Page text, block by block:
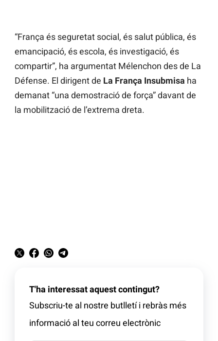
“França és seguretat social, és salut pública, és
emancipació, és escola, és investigació, és
compartir”, ha argumentat Mélenchon des de La
Défense. El dirigent de La França Insubmisa ha
demanat “una demostració de força” davant de
la mobilització de l’extrema dreta.
T'ha interessat aquest contingut?
Subscriu-te al nostre butlletí i rebràs més
informació al teu correu electrònic